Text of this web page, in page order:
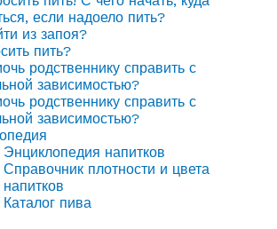
если надоело пить?
из запоя?
пить?
родственнику справить с
зависимостью?
родственнику справить с
зависимостью?
Энциклопедия напитков
Справочник плотности и цвета
напитков
Каталог пива